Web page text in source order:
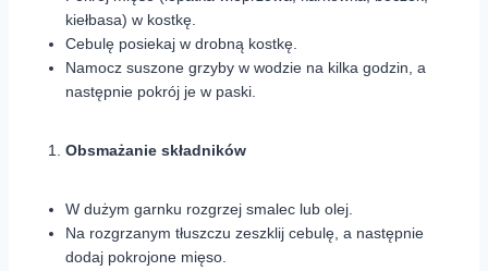
kiełbasa) w kostkę.
Cebulę posiekaj w drobną kostkę.
Namocz suszone grzyby w wodzie na kilka godzin, a
następnie pokrój je w paski.
Obsmażanie składników
W dużym garnku rozgrzej smalec lub olej.
Na rozgrzanym tłuszczu zeszklij cebulę, a następnie
dodaj pokrojone mięso.